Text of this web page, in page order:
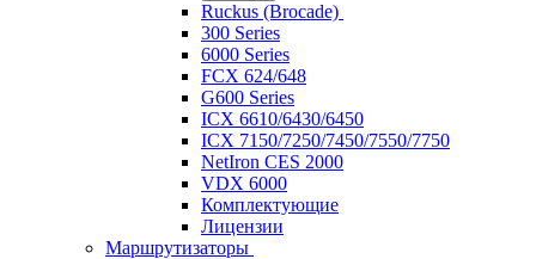
Ruckus (Brocade)
300 Series
6000 Series
FCX 624/648
G600 Series
ICX 6610/6430/6450
ICX 7150/7250/7450/7550/7750
NetIron CES 2000
VDX 6000
Комплектующие
Лицензии
Маршрутизаторы